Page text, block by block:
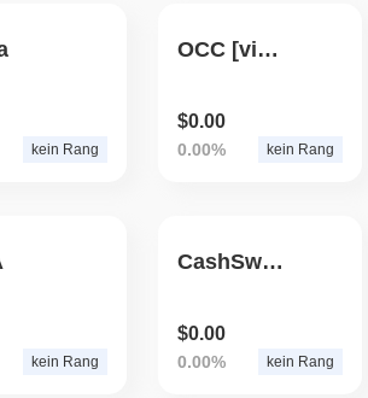
kein Rang
OCC [via ChainPort.io]
$0.00
0.00% kein Rang
kein Rang
CashSwap Token
$0.00
0.00% kein Rang